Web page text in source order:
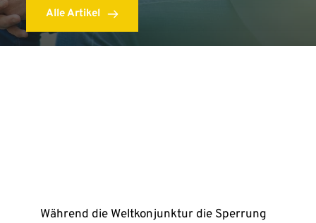
Alle Artikel
Während die Weltkonjunktur die Sperrung